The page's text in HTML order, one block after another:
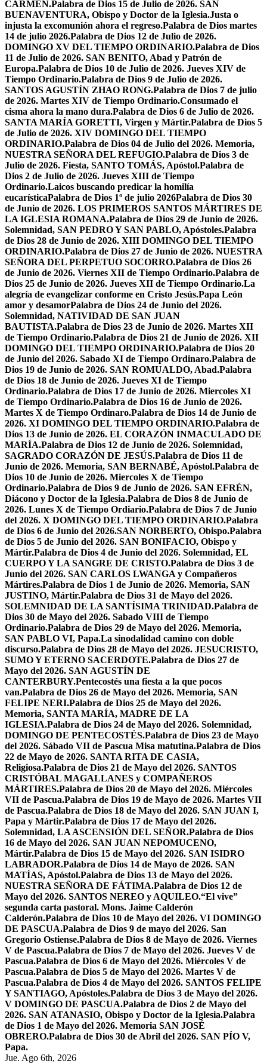
CARMEN.Palabra de Dios 15 de Julio de 2026. SAN
BUENAVENTURA, Obispo y Doctor de la Iglesia.Justa o
injusta la excomunión ahora el regreso.Palabra de Dios martes
14 de julio 2026.Palabra de Dios 12 de Julio de 2026.
DOMINGO XV DEL TIEMPO ORDINARIO.Palabra de Dios
11 de Julio de 2026. SAN BENITO, Abad y Patrón de
Europa.Palabra de Dios 10 de Julio de 2026. Jueves XIV de
Tiempo Ordinario.Palabra de Dios 9 de Julio de 2026.
SANTOS AGUSTÍN ZHAO RONG.Palabra de Dios 7 de julio
de 2026. Martes XIV de Tiempo Ordinario.Consumado el
cisma ahora la mano dura.Palabra de Dios 6 de Julio de 2026.
SANTA MARÍA GORETTI, Virgen y Mártir.Palabra de Dios 5
de Julio de 2026. XIV DOMINGO DEL TIEMPO
ORDINARIO.Palabra de Dios 04 de Julio del 2026. Memoria,
NUESTRA SEÑORA DEL REFUGIO.Palabra de Dios 3 de
Julio de 2026. Fiesta, SANTO TOMÁS, Apóstol.Palabra de
Dios 2 de Julio de 2026. Jueves XIII de Tiempo
Ordinario.Laicos buscando predicar la homilía
eucarísticaPalabra de Dios 1º de julio 2026Palabra de Dios 30
de Junio de 2026. LOS PRIMEROS SANTOS MÁRTIRES DE
LA IGLESIA ROMANA.Palabra de Dios 29 de Junio de 2026.
Solemnidad, SAN PEDRO Y SAN PABLO, Apóstoles.Palabra
de Dios 28 de Junio de 2026. XIII DOMINGO DEL TIEMPO
ORDINARIO.Palabra de Dios 27 de Junio de 2026. NUESTRA
SEÑORA DEL PERPETUO SOCORRO.Palabra de Dios 26
de Junio de 2026. Viernes XII de Tiempo Ordinario.Palabra de
Dios 25 de Junio de 2026. Jueves XII de Tiempo Ordinario.La
alegría de evangelizar conforme en Cristo Jesús.Papa León
amor y desamorPalabra de Dios 24 de Junio del 2026.
Solemnidad, NATIVIDAD DE SAN JUAN
BAUTISTA.Palabra de Dios 23 de Junio de 2026. Martes XII
de Tiempo Ordinario.Palabra de Dios 21 de Junio de 2026. XII
DOMINGO DEL TIEMPO ORDINARIO.Palabra de Dios 20
de Junio del 2026. Sabado XI de Tiempo Ordinaro.Palabra de
Dios 19 de Junio de 2026. SAN ROMUALDO, Abad.Palabra
de Dios 18 de Junio de 2026. Jueves XI de Tiempo
Ordinario.Palabra de Dios 17 de Junio de 2026. Miercoles XI
de Tiempo Ordinario.Palabra de Dios 16 de Junio de 2026.
Martes X de Tiempo Ordinaro.Palabra de Dios 14 de Junio de
2026. XI DOMINGO DEL TIEMPO ORDINARIO.Palabra de
Dios 13 de Junio de 2026. EL CORAZÓN INMACULADO DE
MARÍA.Palabra de Dios 12 de Junio de 2026. Solemnidad,
SAGRADO CORAZÓN DE JESÚS.Palabra de Dios 11 de
Junio de 2026. Memoria, SAN BERNABÉ, Apóstol.Palabra de
Dios 10 de Junio de 2026. Miercoles X de Tiempo
Ordinario.Palabra de Dios 9 de Junio de 2026. SAN EFRÉN,
Diácono y Doctor de la Iglesia.Palabra de Dios 8 de Junio de
2026. Lunes X de Tiempo Ordiario.Palabra de Dios 7 de Junio
del 2026. X DOMINGO DEL TIEMPO ORDINARIO.Palabra
de Dios 6 de Junio del 2026.SAN NORBERTO, Obispo.Palabra
de Dios 5 de Junio del 2026. SAN BONIFACIO, Obispo y
Mártir.Palabra de Dios 4 de Junio del 2026. Solemnidad, EL
CUERPO Y LA SANGRE DE CRISTO.Palabra de Dios 3 de
Junio del 2026. SAN CARLOS LWANGA y Compañeros
Mártires.Palabra de Dios 1 de Junio de 2026. Memoria, SAN
JUSTINO, Mártir.Palabra de Dios 31 de Mayo del 2026.
SOLEMNIDAD DE LA SANTÍSIMA TRINIDAD.Palabra de
Dios 30 de Mayo del 2026. Sabado VIII de Tiempo
Ordinario.Palabra de Dios 29 de Mayo del 2026. Memoria,
SAN PABLO VI, Papa.La sinodalidad camino con doble
discurso.Palabra de Dios 28 de Mayo del 2026. JESUCRISTO,
SUMO Y ETERNO SACERDOTE.Palabra de Dios 27 de
Mayo del 2026. SAN AGUSTÍN DE
CANTERBURY.Pentecostés una fiesta a la que pocos
van.Palabra de Dios 26 de Mayo del 2026. Memoria, SAN
FELIPE NERI.Palabra de Dios 25 de Mayo del 2026.
Memoria, SANTA MARÍA, MADRE DE LA
IGLESIA.Palabra de Dios 24 de Mayo del 2026. Solemnidad,
DOMINGO DE PENTECOSTÉS.Palabra de Dios 23 de Mayo
del 2026. Sábado VII de Pascua Misa matutina.Palabra de Dios
22 de Mayo de 2026. SANTA RITA DE CASIA,
Religiosa.Palabra de Dios 21 de Mayo del 2026. SANTOS
CRISTÓBAL MAGALLANES y COMPAÑEROS
MÁRTIRES.Palabra de Dios 20 de Mayo del 2026. Miércoles
VII de Pascua.Palabra de Dios 19 de Mayo de 2026. Martes VII
de Pascua.Palabra de Dios 18 de Mayo del 2026. SAN JUAN I,
Papa y Mártir.Palabra de Dios 17 de Mayo del 2026.
Solemnidad, LA ASCENSIÓN DEL SEÑOR.Palabra de Dios
16 de Mayo del 2026. SAN JUAN NEPOMUCENO,
Mártir.Palabra de Dios 15 de Mayo del 2026. SAN ISIDRO
LABRADOR.Palabra de Dios 14 de Mayo de 2026. SAN
MATÍAS, Apóstol.Palabra de Dios 13 de Mayo del 2026.
NUESTRA SEÑORA DE FÁTIMA.Palabra de Dios 12 de
Mayo del 2026. SANTOS NEREO y AQUILEO.“El vive”
segunda carta pastoral. Mons. Jaime Calderón
Calderón.Palabra de Dios 10 de Mayo del 2026. VI DOMINGO
DE PASCUA.Palabra de Dios 9 de mayo del 2026. San
Gregorio Ostiense.Palabra de Dios 8 de Mayo de 2026. Viernes
V de Pascua.Palabra de Dios 7 de Mayo del 2026. Jueves V de
Pascua.Palabra de Dios 6 de Mayo del 2026. Miércoles V de
Pascua.Palabra de Dios 5 de Mayo del 2026. Martes V de
Pascua.Palabra de Dios 4 de Mayo del 2026. SANTOS FELIPE
Y SANTIAGO, Apóstoles.Palabra de Dios 3 de Mayo del 2026.
V DOMINGO DE PASCUA.Palabra de Dios 2 de Mayo del
2026. SAN ATANASIO, Obispo y Doctor de la Iglesia.Palabra
de Dios 1 de Mayo del 2026. Memoria SAN JOSÉ
OBRERO.Palabra de Dios 30 de Abril del 2026. SAN PÍO V,
Papa.
Jue. Ago 6th, 2026